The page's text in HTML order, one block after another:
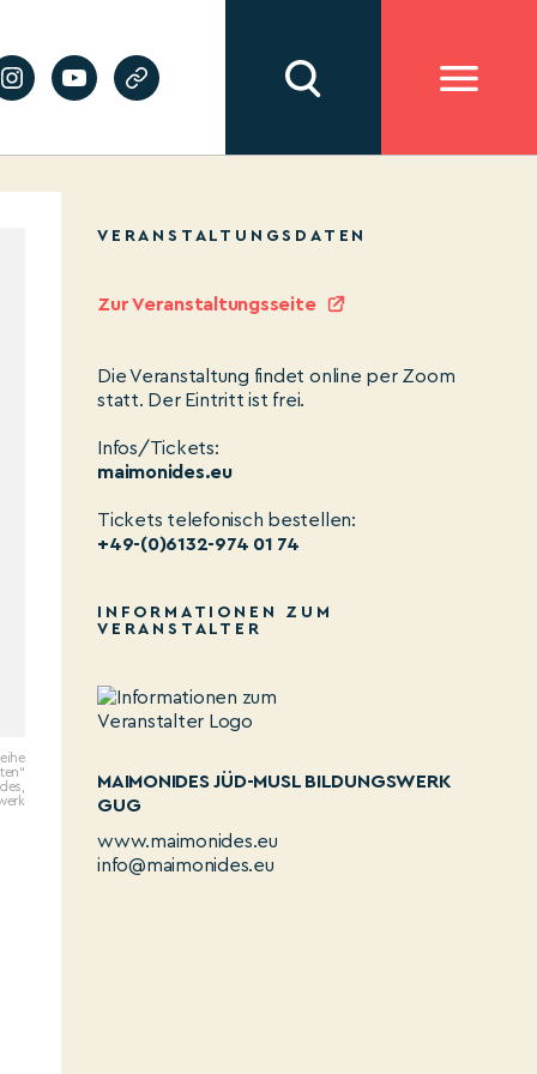
VERANSTALTUNGSDATEN
Zur Veranstaltungsseite
Die Veranstaltung findet online per Zoom
statt. Der Eintritt ist frei.
Infos/Tickets:
maimonides.eu
Tickets telefonisch bestellen:
+49-(0)6132-974 01 74
INFORMATIONEN ZUM
VERANSTALTER
MAIMONIDES JÜD-MUSL BILDUNGSWERK
GUG
www.maimonides.eu
info@maimonides.eu